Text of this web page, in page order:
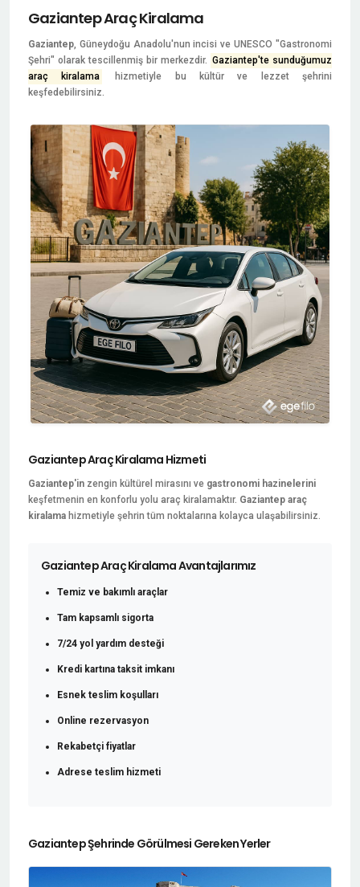
Gaziantep Araç Kiralama
Gaziantep, Güneydoğu Anadolu'nun incisi ve UNESCO "Gastronomi
Şehri" olarak tescillenmiş bir merkezdir. Gaziantep'te sunduğumuz
araç kiralama
hizmetiyle bu kültür ve lezzet şehrini
keşfedebilirsiniz.
Gaziantep Araç Kiralama Hizmeti
Gaziantep'in zengin kültürel mirasını ve gastronomi hazinelerini
keşfetmenin en konforlu yolu araç kiralamaktır. Gaziantep araç
kiralama hizmetiyle şehrin tüm noktalarına kolayca ulaşabilirsiniz.
Gaziantep Araç Kiralama Avantajlarımız
Temiz ve bakımlı araçlar
Tam kapsamlı sigorta
7/24 yol yardım desteği
Kredi kartına taksit imkanı
Esnek teslim koşulları
Online rezervasyon
Rekabetçi fiyatlar
Adrese teslim hizmeti
Gaziantep Şehrinde Görülmesi Gereken Yerler